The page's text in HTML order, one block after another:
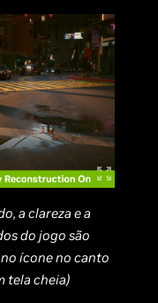
a clareza e a
do jogo são
ícone no canto
tela cheia)